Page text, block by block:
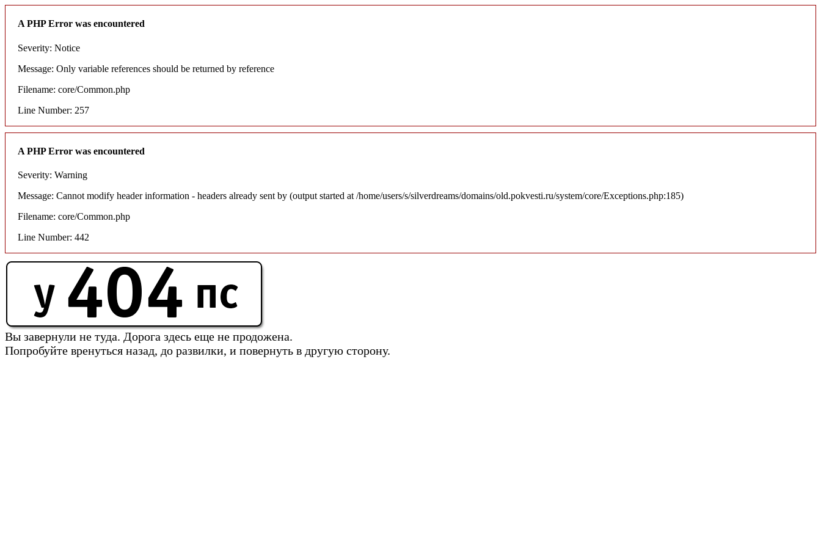
A PHP Error was encountered
Severity: Notice
Message: Only variable references should be returned by reference
Filename: core/Common.php
Line Number: 257
A PHP Error was encountered
Severity: Warning
Message: Cannot modify header information - headers already sent by (output started at /home/users/s/silverdreams/domains/old.pokvesti.ru/system/core/Exceptions.php:185)
Filename: core/Common.php
Line Number: 442
Вы завернули не туда. Дорога здесь еще не продожена.
Попробуйте вренуться назад, до развилки, и повернуть в другую сторону.